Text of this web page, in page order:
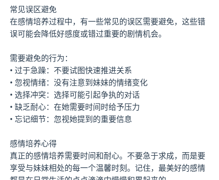
常见误区避免
在感情培养过程中，有一些常见的误区需要避免，这些错
误可能会降低好感度或错过重要的剧情机会。
需要避免的行为：
• 过于急躁：不要试图快速推进关系
• 忽视情绪：没有注意到妹妹的情绪变化
• 选择冲突：选择可能引起争执的对话
• 缺乏耐心：在她需要时间时给予压力
• 忘记细节：忽视她提到的重要信息
感情培养心得
真正的感情培养需要时间和耐心。不要急于求成，而是要
享受与妹妹相处的每一个温馨时刻。记住，最美好的感情